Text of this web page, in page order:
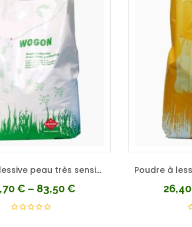
Poudre à lessive peau très sensible sans zéolithe sans parfum
€ – 83,50€ 26,40